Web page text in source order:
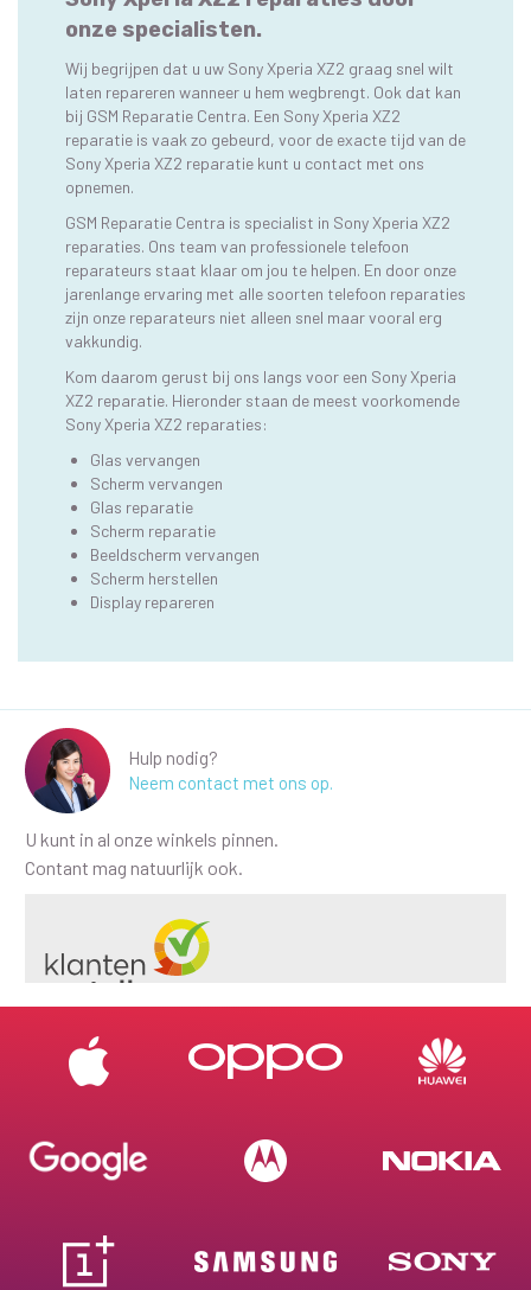
onze specialisten.
Wij begrijpen dat u uw Sony Xperia XZ2 graag snel wilt
laten repareren wanneer u hem wegbrengt. Ook dat kan
bij GSM Reparatie Centra. Een Sony Xperia XZ2
reparatie is vaak zo gebeurd, voor de exacte tijd van de
Sony Xperia XZ2 reparatie kunt u contact met ons
opnemen.
GSM Reparatie Centra is specialist in Sony Xperia XZ2
reparaties. Ons team van professionele telefoon
reparateurs staat klaar om jou te helpen. En door onze
jarenlange ervaring met alle soorten telefoon reparaties
zijn onze reparateurs niet alleen snel maar vooral erg
vakkundig.
Kom daarom gerust bij ons langs voor een Sony Xperia
XZ2 reparatie. Hieronder staan de meest voorkomende
Sony Xperia XZ2 reparaties:
Glas vervangen
Scherm vervangen
Glas reparatie
Scherm reparatie
Beeldscherm vervangen
Scherm herstellen
Display repareren
Hulp nodig?
Neem contact met ons op.
U kunt in al onze winkels pinnen.
Contant mag natuurlijk ook.